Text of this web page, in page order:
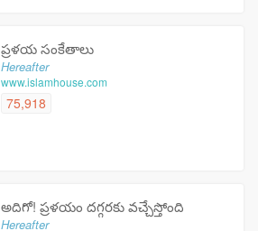
ప్రళయ సంకేతాలు
Hereafter
www.islamhouse.com
75,918
అదిగో! ప్రళయం దగ్గరకు వచ్చేస్తోంది
Hereafter